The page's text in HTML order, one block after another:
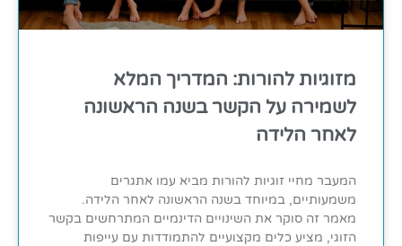
מזוגיות להורות: המדריך המלא
לשמירה על הקשר בשנה הראשונה
לאחר הלידה
המעבר מחיי זוגיות להורות מביא עמו אתגרים
משמעותיים, במיוחד בשנה הראשונה לאחר הלידה.
מאמר זה סוקר את השינויים הדינמיים המתרחשים בקשר
הזוגי, מציע כלים מקצועיים להתמודדות עם עייפות